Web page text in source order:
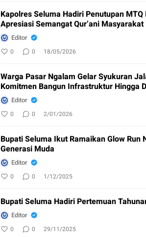
Kapolres Seluma Hadiri Penutupan
Apresiasi Semangat Qur’ani Masyarakat
Editor
0 0 18/05/2026
Warga Pasar Ngalam Gelar Syukuran
Komitmen Bangun Infrastruktur Hingga
Editor
0 0 2/01/2026
Bupati Seluma Ikut Ramaikan Glow
Generasi Muda
Editor
0 0 1/12/2025
Bupati Seluma Hadiri Pertemuan
Editor
0 0 29/11/2025